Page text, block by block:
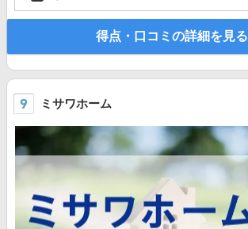
得点・口コミの詳細を見る
ミサワホーム